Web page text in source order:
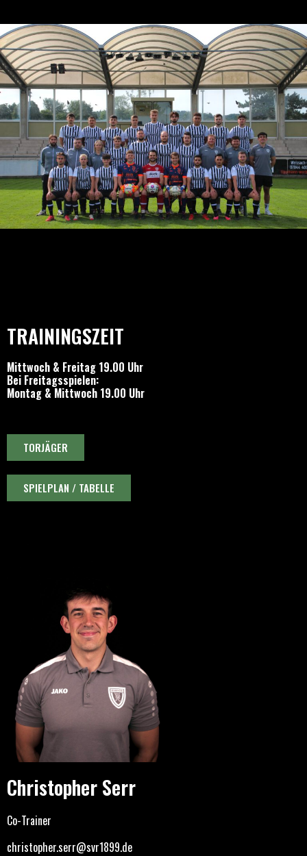
Christopher Serr
Co-Trainer
christopher.serr@svr1899.de
TRAININGSZEIT
Mittwoch & Freitag 19.00 Uhr
Bei Freitagsspielen:
Montag & Mittwoch 19.00 Uhr
TORJÄGER
SPIELPLAN / TABELLE